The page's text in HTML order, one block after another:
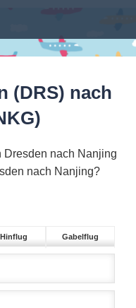
(DRS) nach
Dresden nach Nanjing
nach Nanjing?
Gabelflug